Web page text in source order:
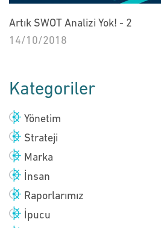
Artık SWOT Analizi Yok! - 2
14/10/2018
Kategoriler
Yönetim
Strateji
Marka
İnsan
Raporlarımız
İpucu